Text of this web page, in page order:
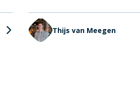
Thijs van Meegen